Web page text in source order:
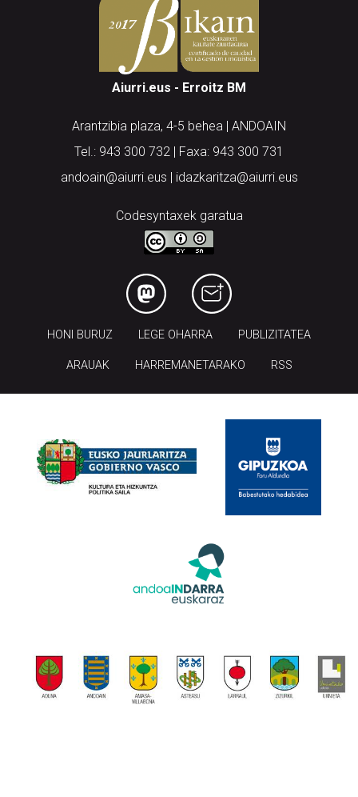
Aiurri.eus - Erroitz BM
Arantzibia plaza, 4-5 behea | ANDOAIN
Tel.: 943 300 732 | Faxa: 943 300 731
andoain@aiurri.eus | idazkaritza@aiurri.eus
Codesyntaxek garatua
HONI BURUZ LEGE OHARRA PUBLIZITATEA
ARAUAK HARREMANETARAKO RSS